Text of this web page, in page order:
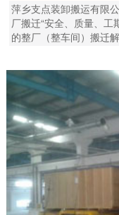
萍乡支点装卸搬运有限
厂搬迁“安全、质量、工
的整厂（整车间）搬迁